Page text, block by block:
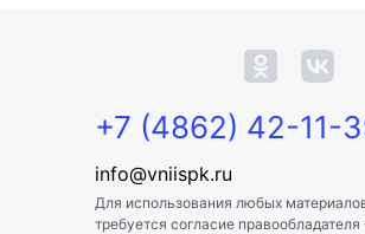
+7 (4862) 42-11-
info@vniispk.ru
Для использования любых
требуется согласие